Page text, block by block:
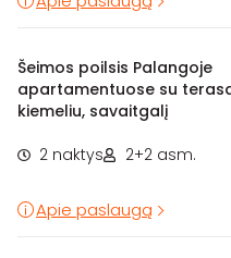
Šeimos poilsis Palangoje
apartamentuose su
kiemeliu, savaitgalį
2 naktys 2+2 asm.
Apie paslaugą